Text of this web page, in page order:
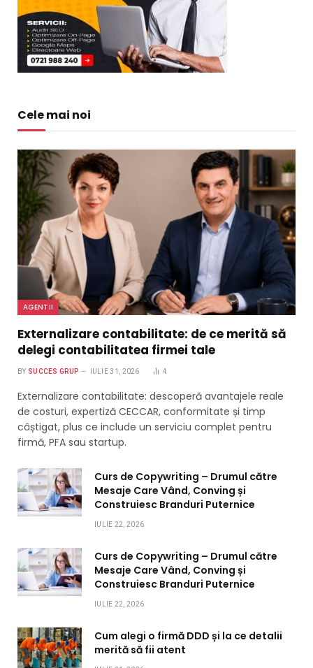
Cele mai noi
AGENTII
Externalizare contabilitate: de ce merită să
delegi contabilitatea firmei tale
BY SUCCES GRUP IULIE 31, 2026 4
Externalizare contabilitate: descoperă avantajele reale
de costuri, expertiză CECCAR, conformitate și timp
câștigat, plus ce include un serviciu complet pentru
firmă, PFA sau startup.
Curs de Copywriting – Drumul către
Mesaje Care Vând, Conving și
Construiesc Branduri Puternice
IULIE 22, 2026
Curs de Copywriting – Drumul către
Mesaje Care Vând, Conving și
Construiesc Branduri Puternice
IULIE 22, 2026
Cum alegi o firmă DDD și la ce detalii
merită să fii atent